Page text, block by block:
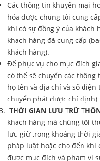
Các thông tin khuyến mại
hóa được chúng tôi cung
khi có sự đồng ý của khách
khách hàng đã cung cấp
khách hàng).
Để phục vụ cho mục đích
có thể sẽ chuyển các thông
họ tên và địa chỉ và số điện
chuyển phát được chỉ định)
THỜI GIAN LƯU TRỮ
khách hàng mà chúng tôi
lưu giữ trong khoảng thời
pháp luật hoặc cho đến khi
được mục đích và phạm vi